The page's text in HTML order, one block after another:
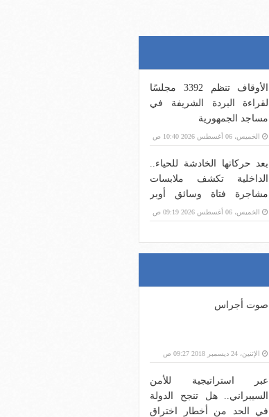
الأوقاف تنظم 3392 مجلسًا
لقراءة البردة الشريفة في
مساجد الجمهورية
الخميس، 06 أغسطس 2026 10:40 ص
بعد حركاتها الخادشة للحياء..
الداخلية تكشف ملابسات
مشاجرة فتاة وسائق أوبر
(فيديو)
الخميس، 06 أغسطس 2026 09:19 ص
صوت أجراس
الإثنين، 24 ديسمبر 2018 09:27 ص
عبر استراتيجية للأمن
السيبراني.. هل تنجح الدولة
في الحد من أخطار اختراق